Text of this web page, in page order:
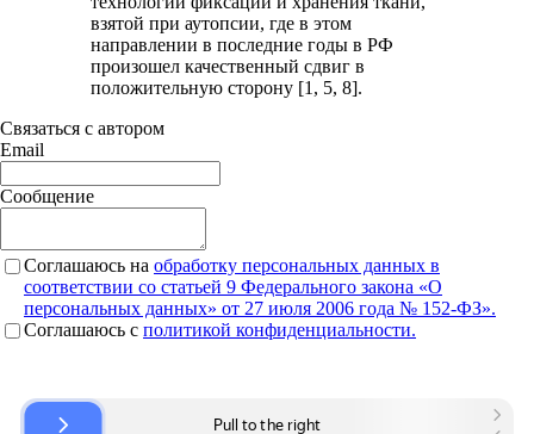
взятой при аутопсии, где в этом
направлении в последние годы в РФ
произошел качественный сдвиг в
положительную сторону [1, 5, 8].
Связаться с автором
Email
Сообщение
Соглашаюсь на обработку персональных данных в
соответствии со статьей 9 Федерального закона «О
персональных данных» от 27 июля 2006 года № 152-ФЗ».
Соглашаюсь c политикой конфиденциальности.